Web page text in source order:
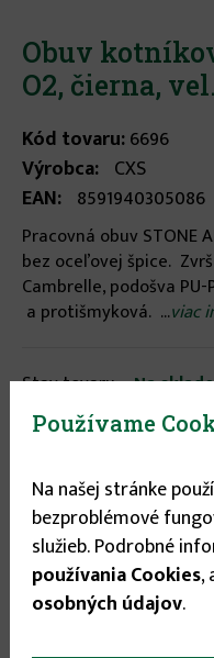
Obuv
O2, čierna,
Kód tovaru:6696
Výrobca: CXS
EAN: 8591940305086
Pracovná obuv STONE
bez oceľovej špice.
Cambrelle, podošva
a protišmyková. ...viac
Stav tovaru: Na sklade
Expedícia do:
1-3 dní
Veľkosť
42
20.95 €
Používame
Na našej stránke
bezproblémové
služieb. Podrobné
používania Cookies,
osobných údajov.